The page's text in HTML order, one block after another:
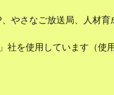
やさなご放送局、人材育
社を使用しています（使